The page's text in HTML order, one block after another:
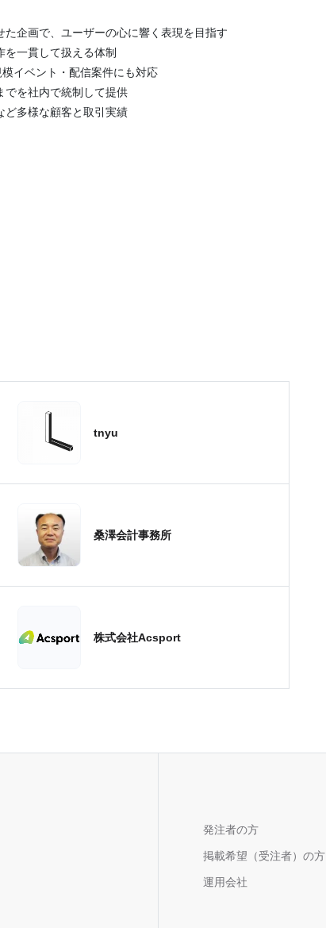
企画で、ユーザーの心に響く表現を目指す
を一貫して扱える体制
イベント・配信案件にも対応
でを社内で統制して提供
ど多様な顧客と取引実績
tnyu
桑澤会計事務所
株式会社Acsport
発注者の方
掲載希望（受注者）の方
運用会社